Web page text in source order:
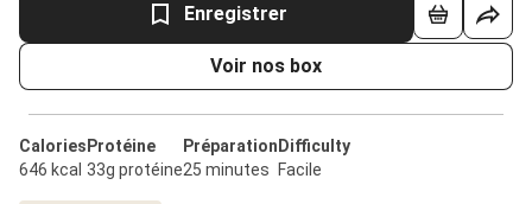
Enregistrer
Voir nos box
Calories
646 kcal
Protéine
33g protéine
Préparation
25 minutes
Difficulty
Facile